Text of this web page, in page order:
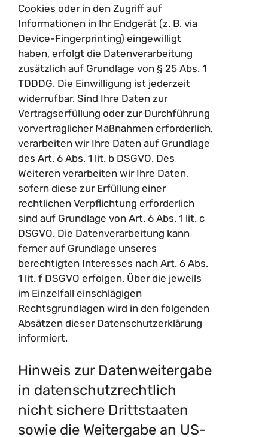
Cookies oder in den Zugriff auf
Informationen in Ihr Endgerät (z. B. via
Device-Fingerprinting) eingewilligt
haben, erfolgt die Datenverarbeitung
zusätzlich auf Grundlage von § 25 Abs. 1
TDDDG. Die Einwilligung ist jederzeit
widerrufbar. Sind Ihre Daten zur
Vertragserfüllung oder zur Durchführung
vorvertraglicher Maßnahmen erforderlich,
verarbeiten wir Ihre Daten auf Grundlage
des Art. 6 Abs. 1 lit. b DSGVO. Des
Weiteren verarbeiten wir Ihre Daten,
sofern diese zur Erfüllung einer
rechtlichen Verpflichtung erforderlich
sind auf Grundlage von Art. 6 Abs. 1 lit. c
DSGVO. Die Datenverarbeitung kann
ferner auf Grundlage unseres
berechtigten Interesses nach Art. 6 Abs.
1 lit. f DSGVO erfolgen. Über die jeweils
im Einzelfall einschlägigen
Rechtsgrundlagen wird in den folgenden
Absätzen dieser Datenschutzerklärung
informiert.
Hinweis zur Datenweitergabe
in datenschutzrechtlich
nicht sichere Drittstaaten
sowie die Weitergabe an US-